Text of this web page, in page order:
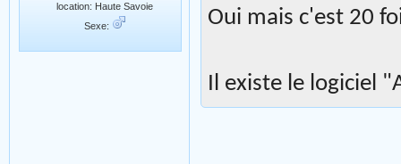
location: Haute Savoie
Sexe:
Oui mais c'est 20
Il existe le logiciel